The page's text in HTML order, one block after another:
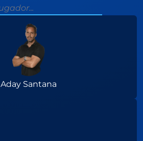
Aday Santana